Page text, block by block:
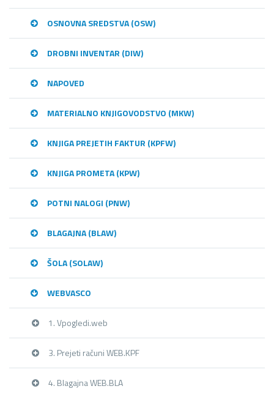
OSNOVNA SREDSTVA (OSW)
DROBNI INVENTAR (DIW)
NAPOVED
MATERIALNO KNJIGOVODSTVO (MKW)
KNJIGA PREJETIH FAKTUR (KPFW)
KNJIGA PROMETA (KPW)
POTNI NALOGI (PNW)
BLAGAJNA (BLAW)
ŠOLA (SOLAW)
WEBVASCO
1. Vpogledi.web
3. Prejeti računi WEB.KPF
4. Blagajna WEB.BLA